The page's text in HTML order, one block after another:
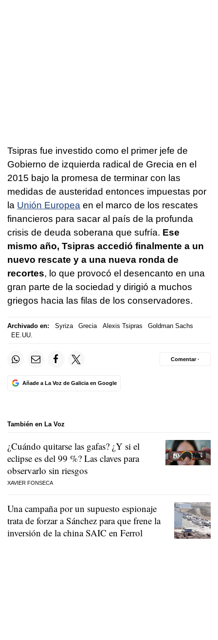
Tsipras fue investido como el primer jefe de
Gobierno de izquierda radical de Grecia en el
2015 bajo la promesa de terminar con las
medidas de austeridad entonces impuestas por
la Unión Europea en el marco de los rescates
financieros para sacar al país de la profunda
crisis de deuda soberana que sufría. Ese
mismo año, Tsipras accedió finalmente a un
nuevo rescate y a una nueva ronda de
recortes, lo que provocó el desencanto en una
gran parte de la sociedad y dirigió a muchos
griegos hacia las filas de los conservadores.
Archivado en: Syriza Grecia Alexis Tsipras
Goldman Sachs
EE.UU.
Añade a La Voz de Galicia en Google
Comentar ·
También en La Voz
¿Cuándo quitarse las gafas? ¿Y si el
eclipse es del 99 %? Las claves para
observarlo sin riesgos
XAVIER FONSECA
Una campaña por un supuesto espionaje
trata de forzar a Sánchez para que frene la
inversión de la china SAIC en Ferrol